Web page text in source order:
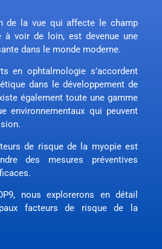
de la vue qui affecte le champ
à voir de loin, est devenue une
dans le monde moderne.
en ophtalmologie s’accordent
dans le développement de
également toute une gamme
environnementaux qui peuvent
de risque de la myopie est
des mesures préventives
nous explorerons en détail
facteurs de risque de la